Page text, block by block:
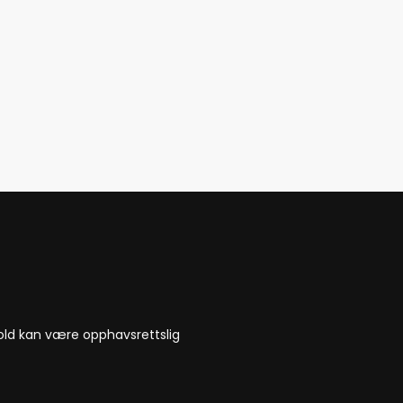
kan være opphavsrettslig